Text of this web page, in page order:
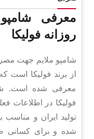
معرفی
روزانه فولیکا
شامپو ملایم جهت
از برند فولیکا است
معرفی شده است.
تولید ایران و
شده و برای کسانی